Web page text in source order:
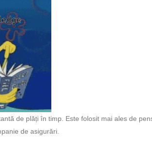
de plăți în timp. Este folosit mai ales de
de asigurări.